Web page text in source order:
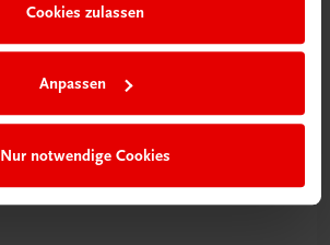
Cookies zulassen
Anpassen
Nur notwendige Cookies